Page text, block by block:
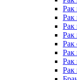
Рак
Рак
Рак
Рак
Рак
Рак
Рак
Рак